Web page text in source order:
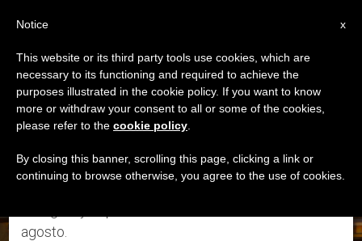
ETIQUETA
Posts Tagged
‘jóvenes Musulmanes’
ÚLTIMAS NOTICIAS
×
Aviso importante
Del 27 de julio al 7 de agosto haremos la pausa
anual, aprovechando que en el periodo de verano
se generan menos informaciones y también el
agosto.
x
Notice
This website or its third party tools use cookies, which are
necessary to its functioning and required to achieve the
purposes illustrated in the cookie policy. If you want to know
more or withdraw your consent to all or some of the cookies,
please refer to the cookie policy
By closing this banner, scrolling this page, clicking a link or
continuing to browse otherwise, you agree to the use of cookies.